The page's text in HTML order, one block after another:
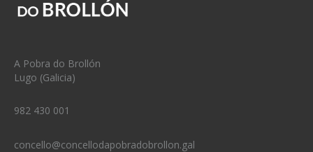
A Pobra do Brollón
Lugo (Galicia)
982 430 001
concello@concellodapobradobrollon.gal